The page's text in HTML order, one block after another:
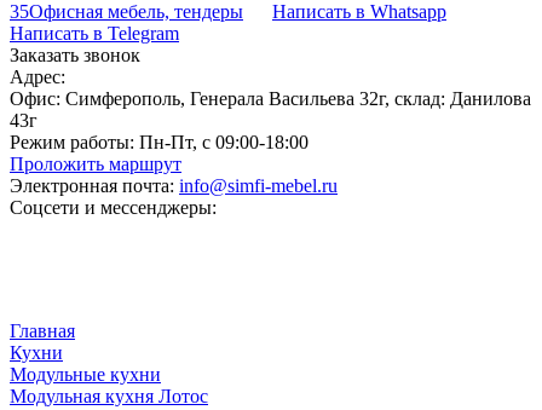
35Офисная мебель, тендеры
Написать в Whatsapp
Написать в Telegram
Заказать звонок
Адрес:
Офис: Симферополь, Генерала Васильева 32г, склад: Данилова
43г
Режим работы: Пн-Пт, с 09:00-18:00
Проложить маршрут
Электронная почта: info@simfi-mebel.ru
Соцсети и мессенджеры:
Главная
Кухни
Модульные кухни
Модульная кухня Лотос